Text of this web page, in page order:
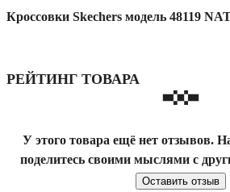
Кроссовки Skechers модель 48119
РЕЙТИНГ ТОВАРА
У этого товара ещё нет отзывов.
поделитесь своими мыслями с
Оставить отзыв